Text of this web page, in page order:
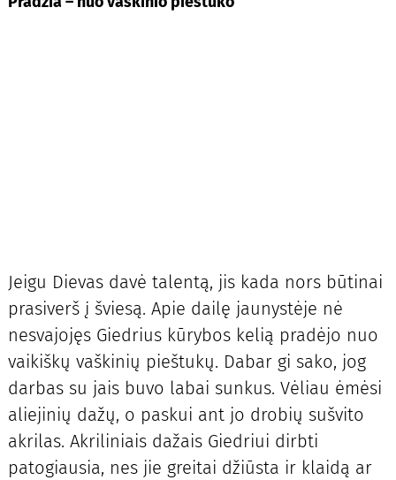
Jeigu Dievas davė talentą, jis kada nors būtinai
prasiverš į šviesą. Apie dailę jaunystėje nė
nesvajojęs Giedrius kūrybos kelią pradėjo nuo
vaikiškų vaškinių pieštukų. Dabar gi sako, jog
darbas su jais buvo labai sunkus. Vėliau ėmėsi
aliejinių dažų, o paskui ant jo drobių sušvito
akrilas. Akriliniais dažais Giedriui dirbti
patogiausia, nes jie greitai džiūsta ir klaidą ar